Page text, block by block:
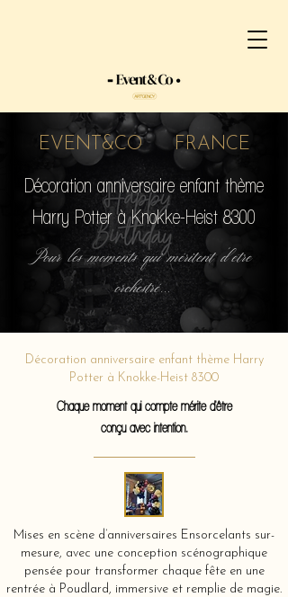
EVENT&CO FRANCE
Décoration anniversaire enfant thème
Harry Potter à Knokke-Heist 8300
Pour les moments qui méritent d'etre
orchestré...
Décoration anniversaire enfant thème Harry
Potter à Knokke-Heist 8300
Chaque moment qui compte mérite d'être
conçu avec intention.
Mises en scène d’anniversaires Ensorcelants sur-
mesure, avec une conception scénographique
pensée pour transformer chaque fête en une
rentrée à Poudlard, immersive et remplie de magie.